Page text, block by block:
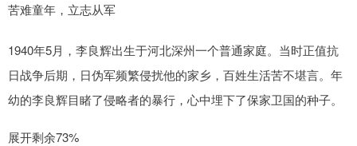
苦难童年，立志从军
1940年5月，李良辉出生于河北深州一个普通家庭。当时正值抗
日战争后期，日伪军频繁侵扰他的家乡，百姓生活苦不堪言。年
幼的李良辉目睹了侵略者的暴行，心中埋下了保家卫国的种子。
展开剩余73%